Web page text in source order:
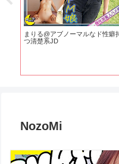
まりる@アブノーマルなド性癖
つ清楚系JD
NozoMi